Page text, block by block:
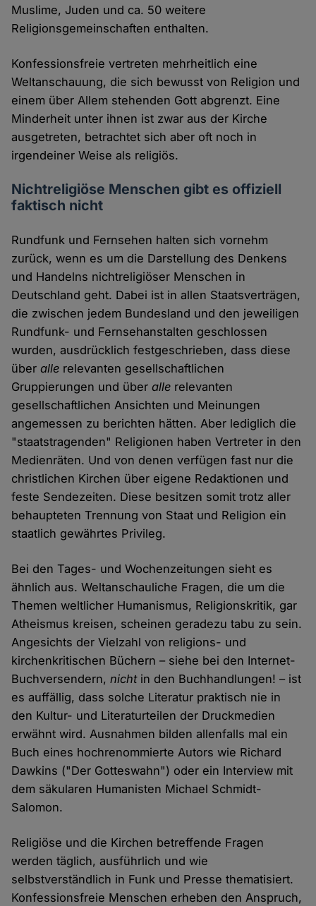
Muslime, Juden und ca. 50 weitere
Religionsgemeinschaften enthalten.
Konfessionsfreie vertreten mehrheitlich eine
Weltanschauung, die sich bewusst von Religion und
einem über Allem stehenden Gott abgrenzt. Eine
Minderheit unter ihnen ist zwar aus der Kirche
ausgetreten, betrachtet sich aber oft noch in
irgendeiner Weise als religiös.
Nichtreligiöse Menschen gibt es offiziell
faktisch nicht
Rundfunk und Fernsehen halten sich vornehm
zurück, wenn es um die Darstellung des Denkens
und Handelns nichtreligiöser Menschen in
Deutschland geht. Dabei ist in allen Staatsverträgen,
die zwischen jedem Bundesland und den jeweiligen
Rundfunk- und Fernsehanstalten geschlossen
wurden, ausdrücklich festgeschrieben, dass diese
überalle relevanten gesellschaftlichen
Gruppierungen und überalle relevanten
gesellschaftlichen Ansichten und Meinungen
angemessen zu berichten hätten. Aber lediglich die
"staatstragenden" Religionen haben Vertreter in den
Medienräten. Und von denen verfügen fast nur die
christlichen Kirchen über eigene Redaktionen und
feste Sendezeiten. Diese besitzen somit trotz aller
behaupteten Trennung von Staat und Religion ein
staatlich gewährtes Privileg.
Bei den Tages- und Wochenzeitungen sieht es
ähnlich aus. Weltanschauliche Fragen, die um die
Themen weltlicher Humanismus, Religionskritik, gar
Atheismus kreisen, scheinen geradezu tabu zu sein.
Angesichts der Vielzahl von religions- und
kirchenkritischen Büchern – siehe bei den Internet-
Buchversendern,nichtin den Buchhandlungen! – ist
es auffällig, dass solche Literatur praktisch nie in
den Kultur- und Literaturteilen der Druckmedien
erwähnt wird. Ausnahmen bilden allenfalls mal ein
Buch eines hochrenommierte Autors wie Richard
Dawkins ("Der Gotteswahn") oder ein Interview mit
dem säkularen Humanisten Michael Schmidt-
Salomon.
Religiöse und die Kirchen betreffende Fragen
werden täglich, ausführlich und wie
selbstverständlich in Funk und Presse thematisiert.
Konfessionsfreie Menschen erheben den Anspruch,